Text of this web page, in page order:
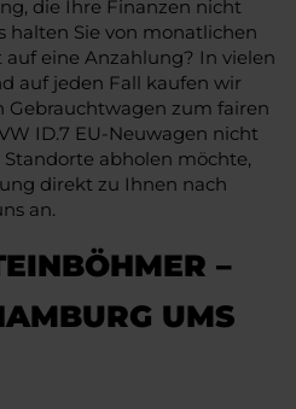
die Ihre Finanzen nicht
halten Sie von monatlichen
auf eine Anzahlung? In vielen
auf jeden Fall kaufen wir
Gebrauchtwagen zum fairen
ID.7 EU-Neuwagen nicht
abholen möchte,
direkt zu Ihnen nach
an.
–
UMS